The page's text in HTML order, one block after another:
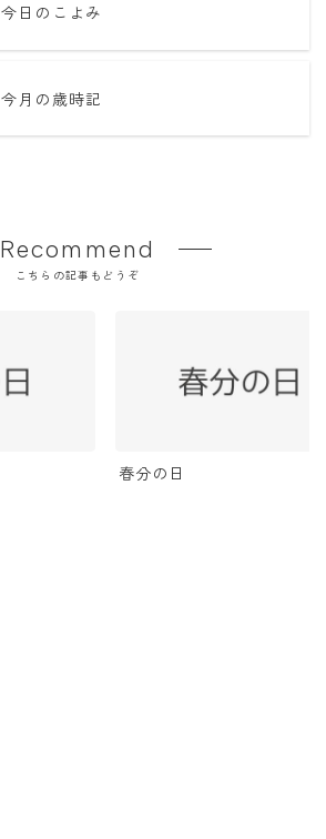
今日のこよみ
今月の歳時記
Recommend
こちらの記事もどうぞ
春分の日